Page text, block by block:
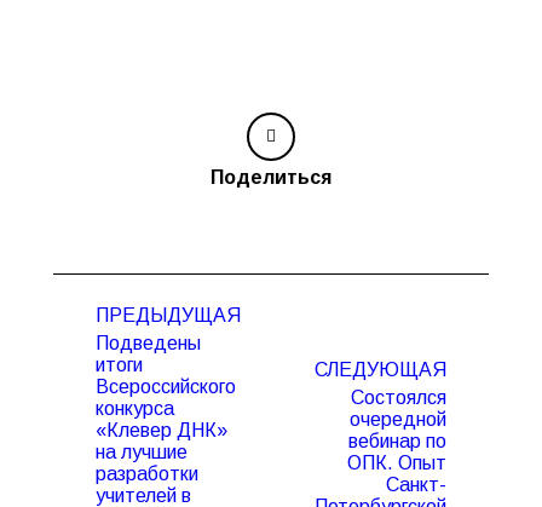
Поделиться
записям
ПРЕДЫДУЩАЯ
Предыдущая
запись:
Подведены
итоги
Всероссийского
конкурса
«Клевер ДНК»
на лучшие
разработки
учителей в
СЛЕДУЮЩАЯ
Следующая
Состоялся
очередной
вебинар по
ОПК. Опыт
Санкт-